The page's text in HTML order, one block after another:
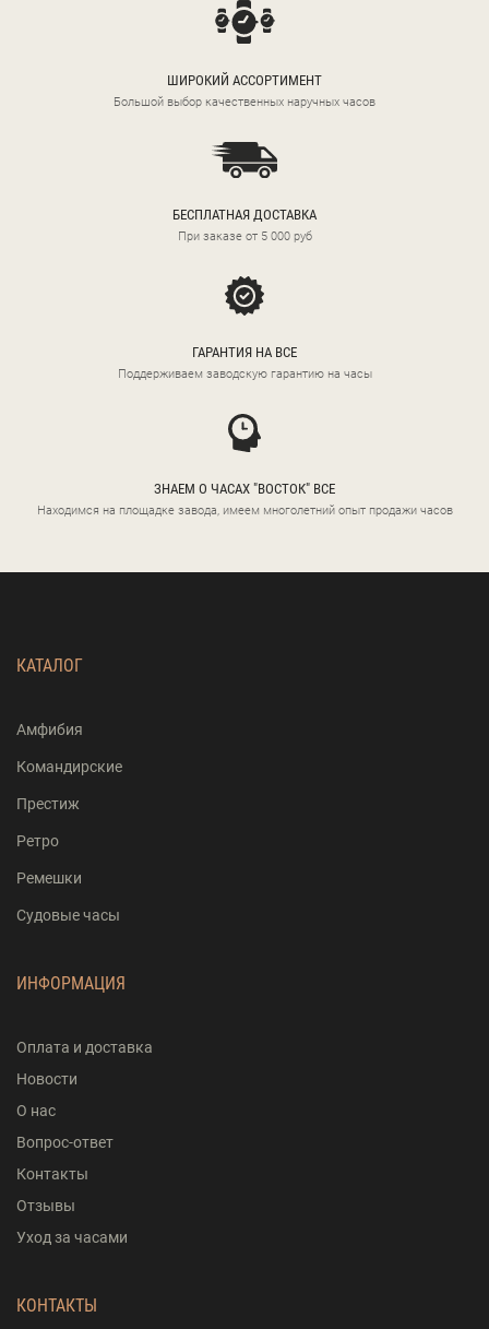
ШИРОКИЙ АССОРТИМЕНТ
Большой выбор качественных наручных часов
БЕСПЛАТНАЯ ДОСТАВКА
При заказе от 5 000 руб
ГАРАНТИЯ НА ВСЕ
Поддерживаем заводскую гарантию на часы
ЗНАЕМ О ЧАСАХ "ВОСТОК" ВСЕ
Находимся на площадке завода, имеем многолетний опыт продажи часов
КАТАЛОГ
Амфибия
Командирские
Престиж
Ретро
Ремешки
Судовые часы
ИНФОРМАЦИЯ
Оплата и доставка
Новости
О нас
Вопрос-ответ
Контакты
Отзывы
Уход за часами
КОНТАКТЫ